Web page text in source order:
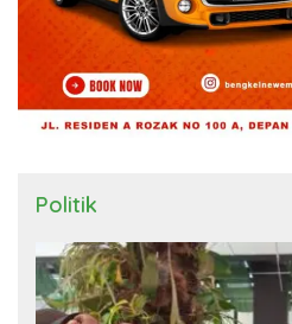
Politik